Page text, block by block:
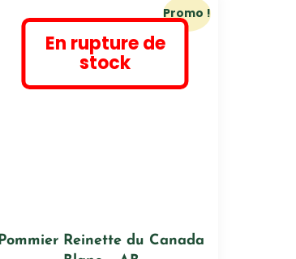
En rupture de
stock
Promo !
Pommier Reinette du Canada